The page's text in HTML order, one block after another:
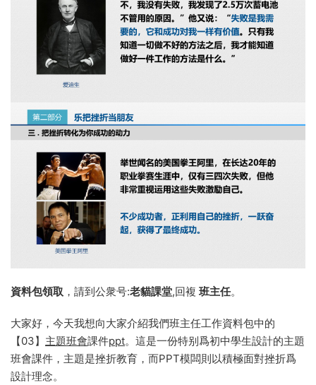
資料包領取 ，請到公衆号:老貓課堂,回複 班主任。
大家好，今天我想向大家介紹我們班主任工作資料包中的
【03】 主題班會課件ppt。這是一份特别爲初中學生設計的主題
班會課件，主題是挫折教育，而PPT模闆則以積極面對挫折爲
設計理念。